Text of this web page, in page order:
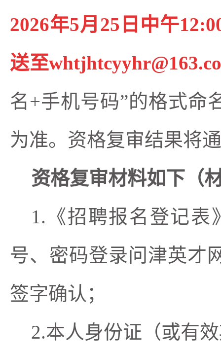
2026年5月25日中午
送至
名+手机号码”的格式命
为准。资格复审结果将
资格复审材料如下（
1.《招聘报名登记
号、密码登录问津英才
签字确认；
2.本人身份证（或有